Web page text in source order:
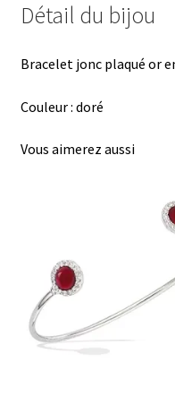
Détail du bijou
Bracelet jonc plaqué or
Couleur : doré
Vous aimerez aussi